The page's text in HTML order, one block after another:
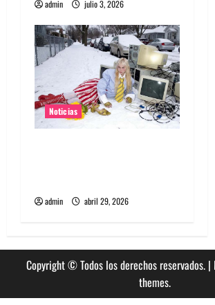
sadmin julio 3, 2026
Noticias
admin abril 29, 2026
Copyright © Todos los derechos reservados. |
themes.